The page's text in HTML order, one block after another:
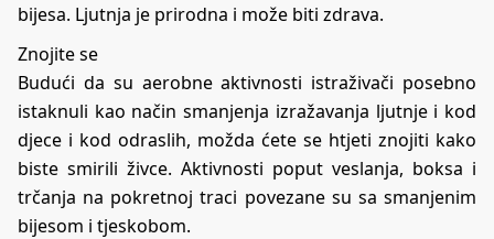
bijesa. Ljutnja je prirodna i može biti zdrava.
Znojite se
Budući da su aerobne aktivnosti istraživači posebno
istaknuli kao način smanjenja izražavanja ljutnje i kod
djece i kod odraslih, možda ćete se htjeti znojiti kako
biste smirili živce. Aktivnosti poput veslanja, boksa i
trčanja na pokretnoj traci povezane su sa smanjenim
bijesom i tjeskobom.